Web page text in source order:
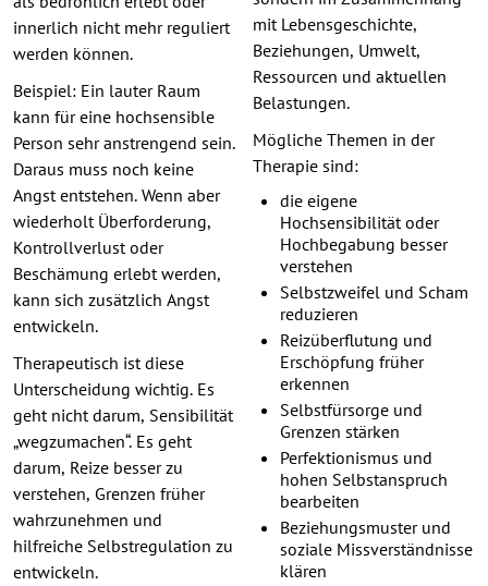
innerlich nicht mehr reguliert
werden können.
Beispiel: Ein lauter Raum
kann für eine hochsensible
Person sehr anstrengend sein.
Daraus muss noch keine
Angst entstehen. Wenn aber
wiederholt Überforderung,
Kontrollverlust oder
Beschämung erlebt werden,
kann sich zusätzlich Angst
entwickeln.
Therapeutisch ist diese
Unterscheidung wichtig. Es
geht nicht darum, Sensibilität
„wegzumachen“. Es geht
darum, Reize besser zu
verstehen, Grenzen früher
wahrzunehmen und
hilfreiche Selbstregulation zu
entwickeln.
mit Lebensgeschichte,
Beziehungen, Umwelt,
Ressourcen und aktuellen
Belastungen.
Mögliche Themen in der
Therapie sind:
die eigene
Hochsensibilität oder
Hochbegabung besser
verstehen
Selbstzweifel und Scham
reduzieren
Reizüberflutung und
Erschöpfung früher
erkennen
Selbstfürsorge und
Grenzen stärken
Perfektionismus und
hohen Selbstanspruch
bearbeiten
Beziehungsmuster und
soziale Missverständnisse
klären